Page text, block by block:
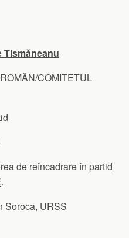
Tismăneanu
COMITETUL
de reîncadrare în partid
.
Soroca, URSS